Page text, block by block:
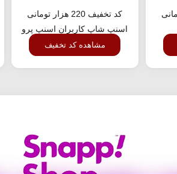
تومانی
کد تخفیف 220 هزار تومانی
اسنپ شاپ کاربران اسنپ پرو
مشاهده کد تخفیف